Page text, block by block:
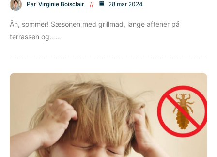
Par Virginie Boisclair 28 mar 2024
Åh, sommer! Sæsonen med grillmad, lange aftener på
terrassen og……